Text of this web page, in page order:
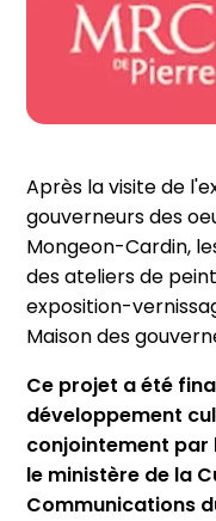
Après la visite de
gouverneurs des
Mongeon-Cardin,
des ateliers de
exposition-
Maison des
Ce projet a été
développement
conjointement par
le ministère de la
Communications